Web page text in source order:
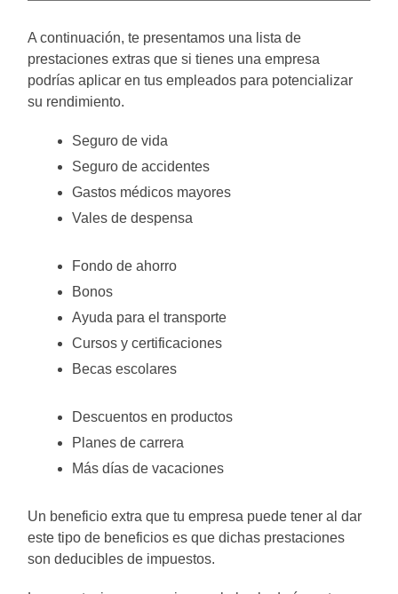
A continuación, te presentamos una lista de
prestaciones extras que si tienes una empresa
podrías aplicar en tus empleados para potencializar
su rendimiento.
Seguro de vida
Seguro de accidentes
Gastos médicos mayores
Vales de despensa
Fondo de ahorro
Bonos
Ayuda para el transporte
Cursos y certificaciones
Becas escolares
Descuentos en productos
Planes de carrera
Más días de vacaciones
Un beneficio extra que tu empresa puede tener al dar
este tipo de beneficios es que dichas prestaciones
son deducibles de impuestos.